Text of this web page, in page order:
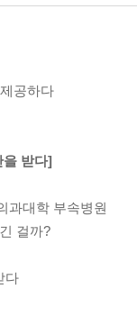
공하다
을 받다]
과대학 부속병원
걸까?
다